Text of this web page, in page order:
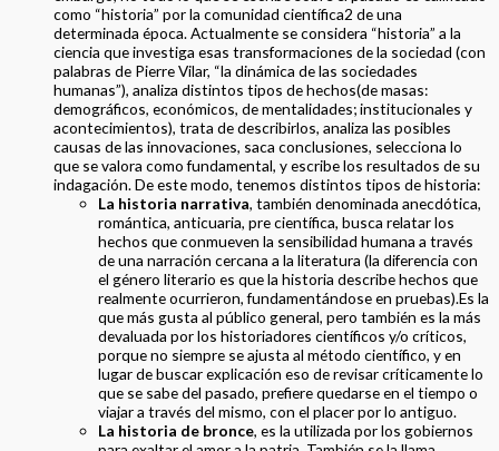
como “historia” por la comunidad científica2 de una
determinada época. Actualmente se considera “historia” a la
ciencia que investiga esas transformaciones de la sociedad (con
palabras de Pierre Vilar, “la dinámica de las sociedades
humanas”), analiza distintos tipos de hechos(de masas:
demográficos, económicos, de mentalidades; institucionales y
acontecimientos), trata de describirlos, analiza las posibles
causas de las innovaciones, saca conclusiones, selecciona lo
que se valora como fundamental, y escribe los resultados de su
indagación. De este modo, tenemos distintos tipos de historia:
La historia narrativa, también denominada anecdótica,
romántica, anticuaria, pre científica, busca relatar los
hechos que conmueven la sensibilidad humana a través
de una narración cercana a la literatura (la diferencia con
el género literario es que la historia describe hechos que
realmente ocurrieron, fundamentándose en pruebas).Es la
que más gusta al público general, pero también es la más
devaluada por los historiadores científicos y/o críticos,
porque no siempre se ajusta al método científico, y en
lugar de buscar explicación eso de revisar críticamente lo
que se sabe del pasado, prefiere quedarse en el tiempo o
viajar a través del mismo, con el placer por lo antiguo.
La historia de bronce, es la utilizada por los gobiernos